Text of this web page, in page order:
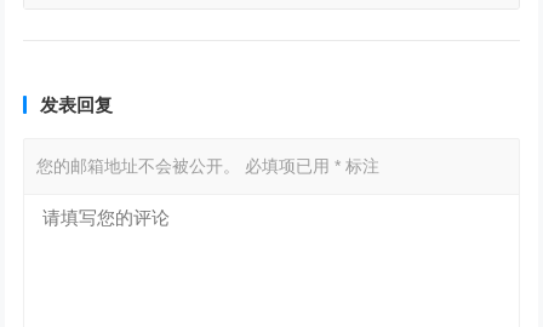
发表回复
您的邮箱地址不会被公开。 必填项已用* 标注